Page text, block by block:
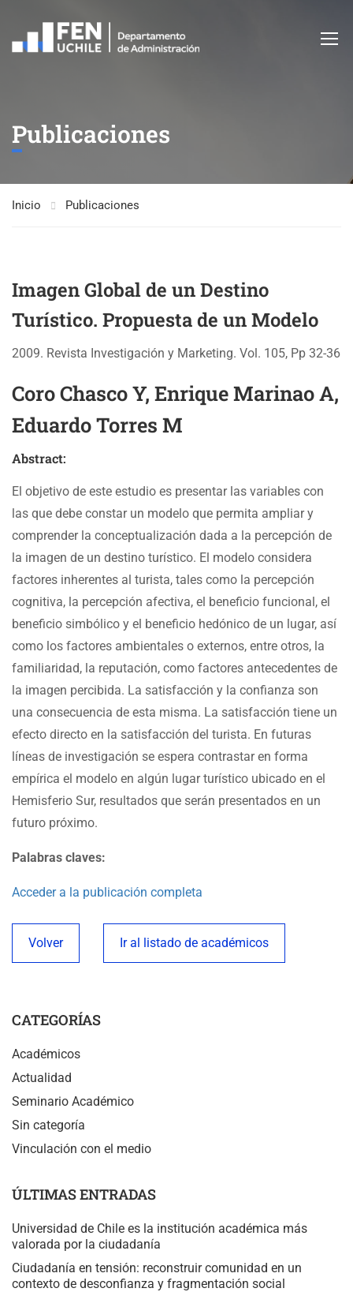
Publicaciones
Inicio Publicaciones
Imagen Global de un Destino
Turístico. Propuesta de un Modelo
2009. Revista Investigación y Marketing. Vol. 105, Pp 32-36
Coro Chasco Y, Enrique Marinao A,
Eduardo Torres M
Abstract:
El objetivo de este estudio es presentar las variables con
las que debe constar un modelo que permita ampliar y
comprender la conceptualización dada a la percepción de
la imagen de un destino turístico. El modelo considera
factores inherentes al turista, tales como la percepción
cognitiva, la percepción afectiva, el beneficio funcional, el
beneficio simbólico y el beneficio hedónico de un lugar, así
como los factores ambientales o externos, entre otros, la
familiaridad, la reputación, como factores antecedentes de
la imagen percibida. La satisfacción y la confianza son
una consecuencia de esta misma. La satisfacción tiene un
efecto directo en la satisfacción del turista. En futuras
líneas de investigación se espera contrastar en forma
empírica el modelo en algún lugar turístico ubicado en el
Hemisferio Sur, resultados que serán presentados en un
futuro próximo.
Palabras claves:
Acceder a la publicación completa
Volver Ir al listado de académicos
CATEGORÍAS
Académicos
Actualidad
Seminario Académico
Sin categoría
Vinculación con el medio
ÚLTIMAS ENTRADAS
Universidad de Chile es la institución académica más
valorada por la ciudadanía
Ciudadanía en tensión: reconstruir comunidad en un
contexto de desconfianza y fragmentación social